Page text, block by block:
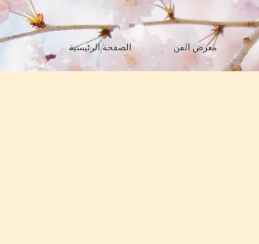
الصفحة الرئيسية معرض الفن